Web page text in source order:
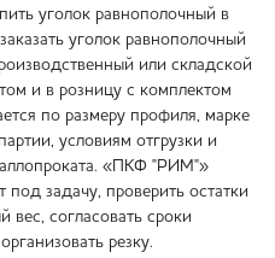
уголок равнополочный в
уголок равнополочный
или складской
и в розницу с комплектом
по размеру профиля, марке
условиям отгрузки и
«ПКФ "РИМ"»
задачу, проверить остатки
вес, согласовать сроки
резку.